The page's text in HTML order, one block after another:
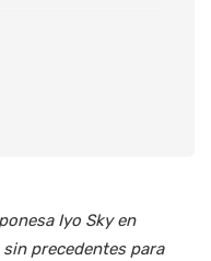
Iyo Sky en
precedentes para